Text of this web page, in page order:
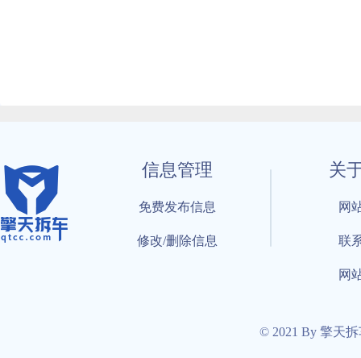
信息管理
免费发布信息
修改/删除信息
关
网
联
网
© 2021 By 擎天